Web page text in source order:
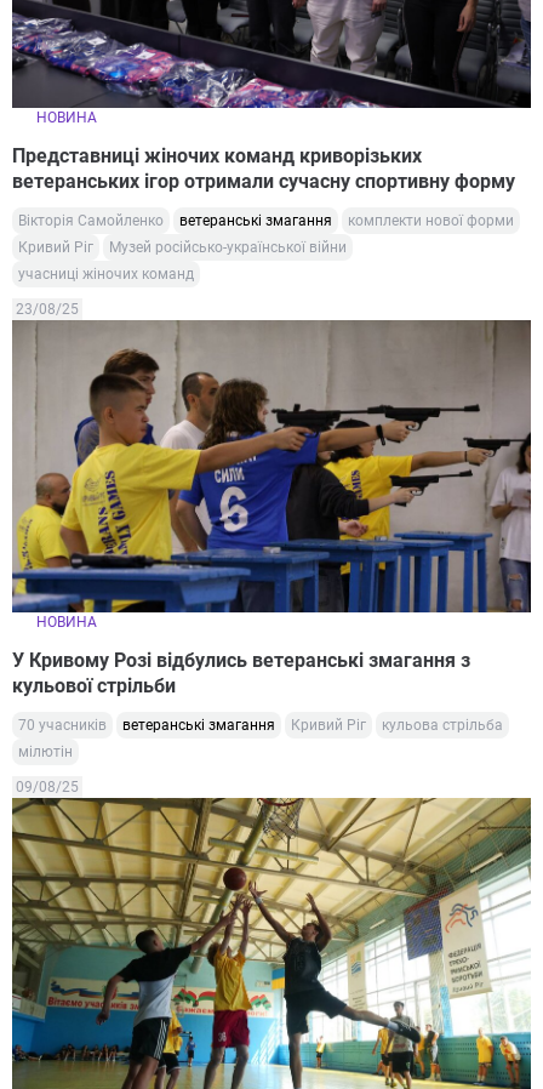
НОВИНА
Представниці жіночих команд криворізьких
ветеранських ігор отримали сучасну спортивну форму
Вікторія Самойленко ветеранські змагання
комплекти нової форми
Кривий Ріг
Музей російсько-української війни
учасниці жіночих команд
23/08/25
НОВИНА
У Кривому Розі відбулись ветеранські змагання з
кульової стрільби
70 учасників ветеранські змагання Кривий Ріг
кульова стрільба
мілютін
09/08/25